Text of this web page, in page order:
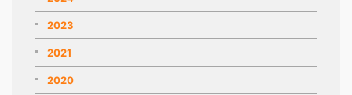
2023
2021
2020